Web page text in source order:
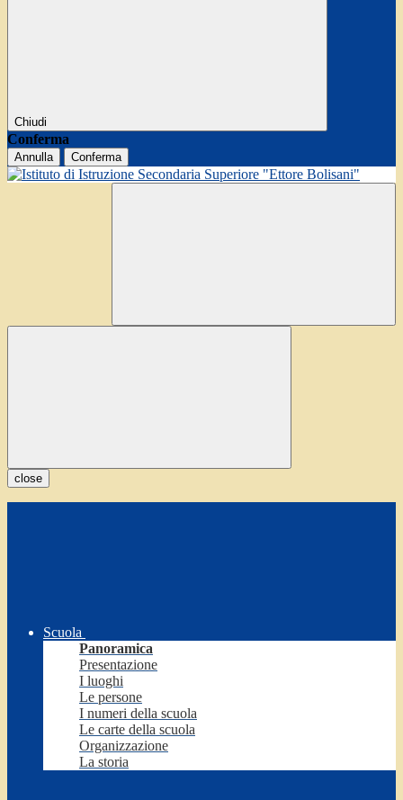
Chiudi
Conferma
Annulla Conferma
close
Scuola
Panoramica
Presentazione
I luoghi
Le persone
I numeri della scuola
Le carte della scuola
Organizzazione
La storia